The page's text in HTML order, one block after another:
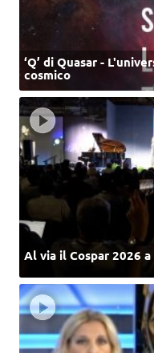
‘Q’ di Quasar -
cosmico
Al via il Cospar 2026